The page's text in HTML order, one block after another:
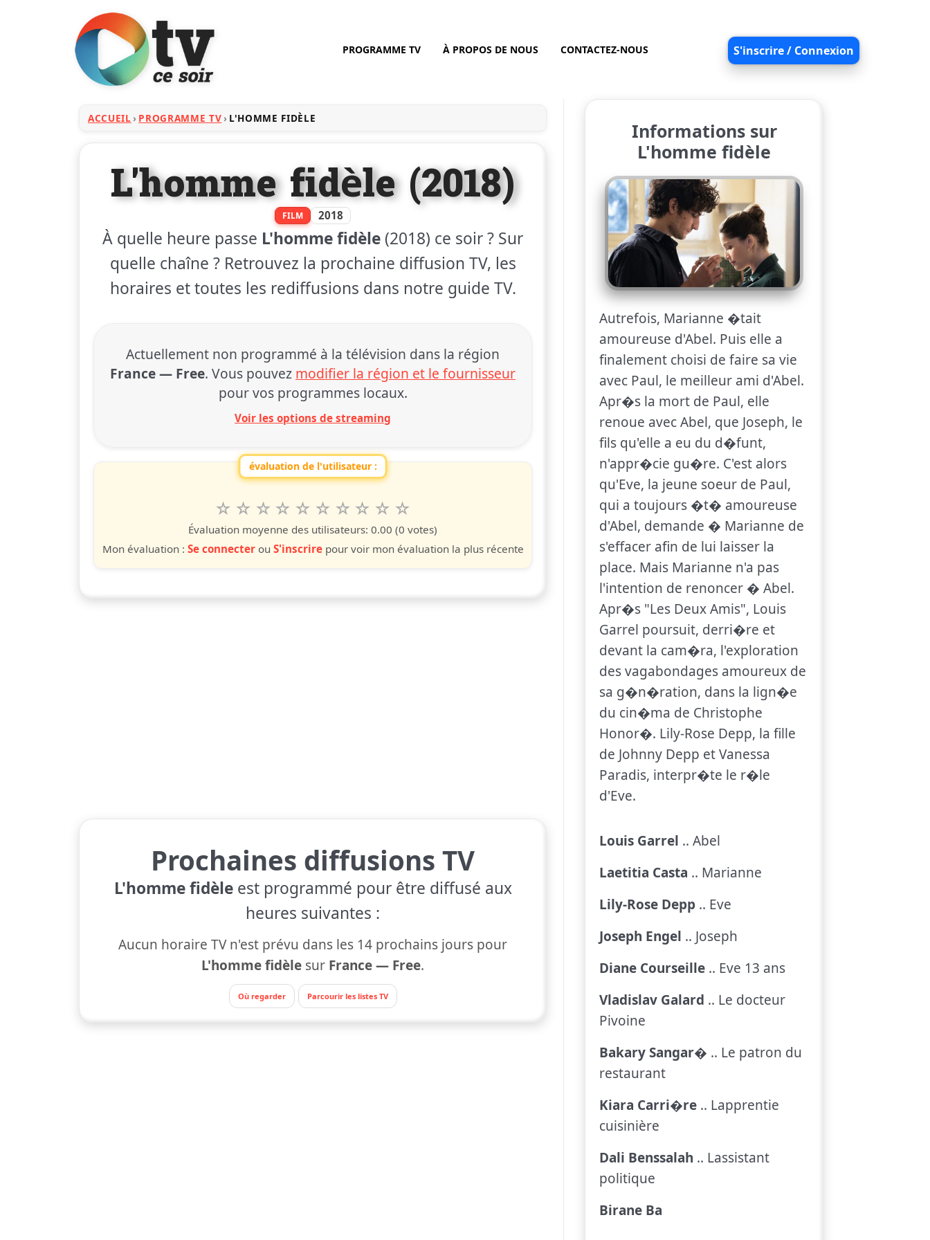
PROGRAMME TV À PROPOS DE NOUS CONTACTEZ-NOUS S'inscrire / Connexion
ACCUEIL PROGRAMME TV L'HOMME FIDÈLE
L'homme fidèle (2018)
FILM 2018
À quelle heure passe L'homme fidèle (2018) ce soir ? Sur
quelle chaîne ? Retrouvez la prochaine diffusion TV, les
horaires et toutes les rediffusions dans notre guide TV.
Actuellement non programmé à la télévision dans la région
France — Free. Vous pouvez modifier la région et le fournisseur
pour vos programmes locaux.
Voir les options de streaming
évaluation de l'utilisateur :
Valuta questo spettacolo da 1 a 10 étoiles
10
étoiles
9
étoiles
8
étoiles
7
étoiles
6
étoiles
5
étoiles
4
étoiles
3
étoiles
2
étoiles
étoile
Évaluation moyenne des utilisateurs: 0.00 (0 votes)
Mon évaluation : Se connecterou S'inscrirepour voir mon évaluation la plus récente
Prochaines diffusions TV
L'homme fidèleest programmé pour être diffusé aux
heures suivantes :
Aucun horaire TV n'est prévu dans les 14 prochains jours pour
L'homme fidèle sur France — Free.
Où regarder Parcourir les listes TV
Informations sur
L'homme fidèle
Autrefois, Marianne �tait
amoureuse d'Abel. Puis elle a
finalement choisi de faire sa vie
avec Paul, le meilleur ami d'Abel.
Apr�s la mort de Paul, elle
renoue avec Abel, que Joseph, le
fils qu'elle a eu du d�funt,
n'appr�cie gu�re. C'est alors
qu'Eve, la jeune soeur de Paul,
qui a toujours �t� amoureuse
d'Abel, demande � Marianne de
s'effacer afin de lui laisser la
place. Mais Marianne n'a pas
l'intention de renoncer � Abel.
Apr�s "Les Deux Amis", Louis
Garrel poursuit, derri�re et
devant la cam�ra, l'exploration
des vagabondages amoureux de
sa g�n�ration, dans la lign�e
du cin�ma de Christophe
Honor�. Lily-Rose Depp, la fille
de Johnny Depp et Vanessa
Paradis, interpr�te le r�le
d'Eve.
Louis Garrel .. Abel
Laetitia Casta .. Marianne
Lily-Rose Depp .. Eve
Joseph Engel .. Joseph
Diane Courseille .. Eve 13 ans
Vladislav Galard .. Le docteur
Pivoine
Bakary Sangar� .. Le patron du
restaurant
Kiara Carri�re .. Lapprentie
cuisinière
Dali Benssalah .. Lassistant
politique
Birane Ba